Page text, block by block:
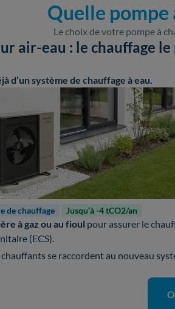
Quelle pompe
Le choix de votre pompe à
air-eau : le chauffage le
d’un système de chauffage à eau.
de chauffage Jusqu’à -4 tCO2/an
à gaz ou au fioul pour assurer le
(ECS).
se raccordent au nouveau